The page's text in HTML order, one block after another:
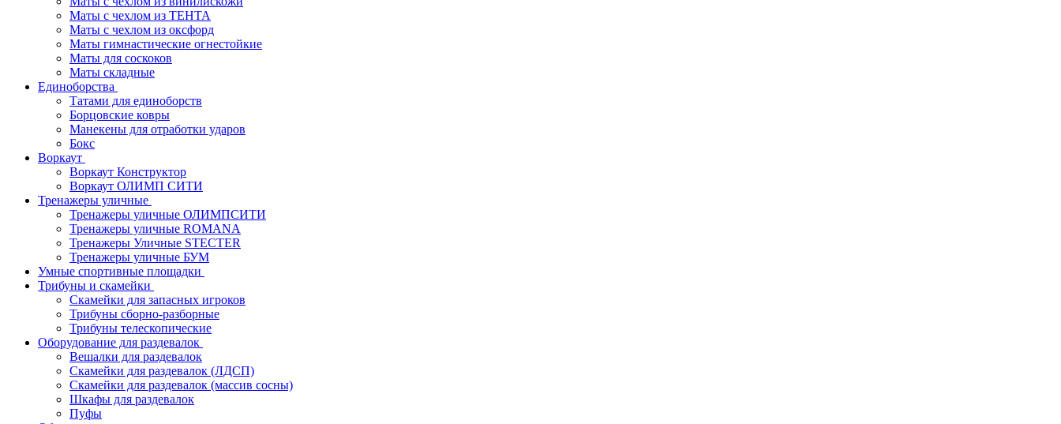
Маты с чехлом из ТЕНТА
Маты с чехлом из оксфорд
Маты гимнастические огнестойкие
Маты для соскоков
Маты складные
Единоборства
Татами для единоборств
Борцовские ковры
Манекены для отработки ударов
Бокс
Воркаут
Воркаут Конструктор
Воркаут ОЛИМП СИТИ
Тренажеры уличные
Тренажеры уличные ОЛИМПСИТИ
Тренажеры уличные ROMANA
Тренажеры Уличные STECTER
Тренажеры уличные БУМ
Умные спортивные площадки
Трибуны и скамейки
Скамейки для запасных игроков
Трибуны сборно-разборные
Трибуны телескопические
Оборудование для раздевалок
Вешалки для раздевалок
Скамейки для раздевалок (ЛДСП)
Скамейки для раздевалок (массив сосны)
Шкафы для раздевалок
Пуфы